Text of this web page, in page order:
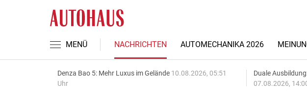
MENÜ NACHRICHTEN AUTOMECHANIKA 2026
Denza Bao 5: Mehr Luxus im Gelände 10.08.2026, 05:51
Uhr
Duale
07.08.2026,